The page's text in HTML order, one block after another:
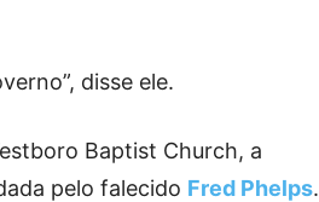
disse ele.
Baptist Church, a
pelo falecido Fred Phelps.